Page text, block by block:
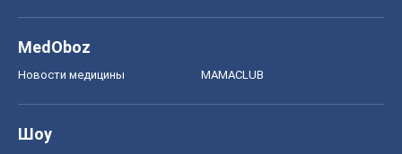
MedOboz
Новости медицины MAMACLUB
Шоу